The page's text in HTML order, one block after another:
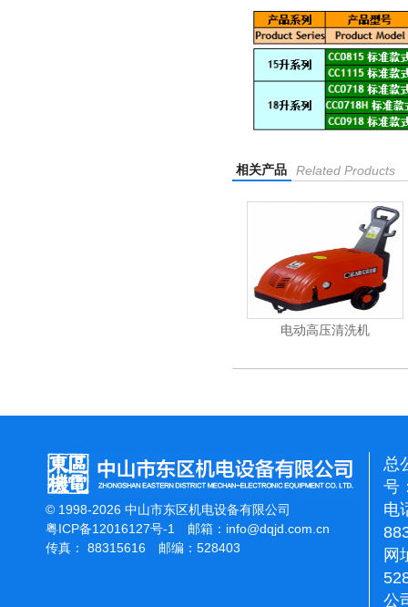
相关产品 Related Products
电动高压清洗机
© 1998-2026 中山市东区机电设备有限公司
粤ICP备12016127号-1
邮箱： info@dqjd.com.cn
传真： 88315616 邮编：528403
总
号
电
网
公